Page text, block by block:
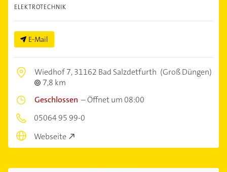
ELEKTROTECHNIK
E-Mail
Wiedhof 7,31162 Bad Salzdetfurth (Groß Düngen)
7,8 km
Geschlossen –Öffnet um 08:00
05064 95 99-0
Webseite